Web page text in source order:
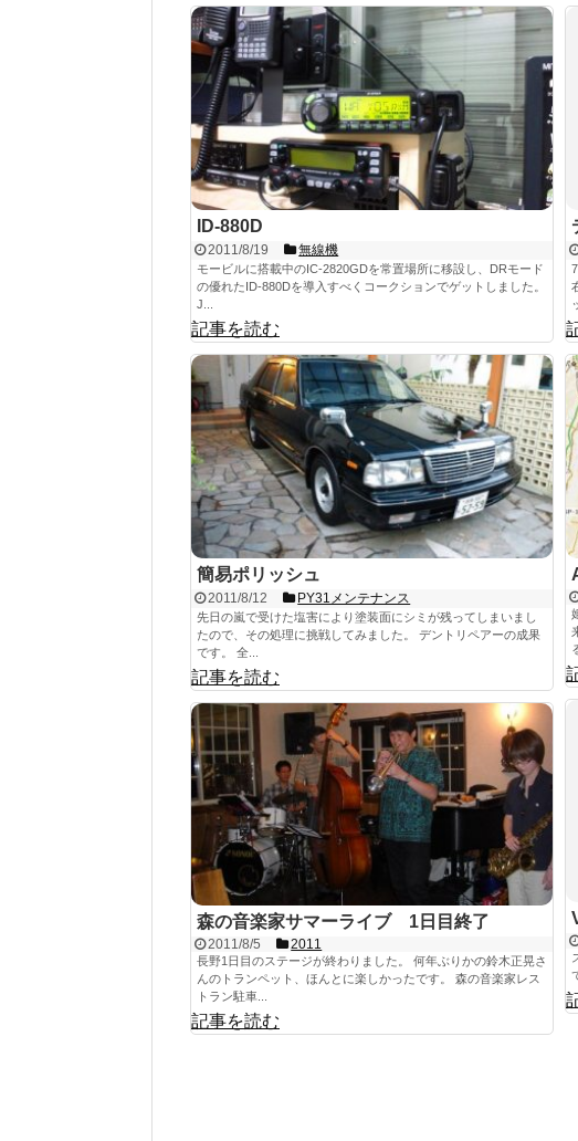
ID-880D
2011/8/19 無線機
モービルに搭載中のIC-2820GDを常置場所に移設し、DRモード
の優れたID-880Dを導入すべくコークションでゲットしました。
J...
記事を読む
簡易ポリッシュ
2011/8/12 PY31メンテナンス
先日の嵐で受けた塩害により塗装面にシミが残ってしまいまし
たので、その処理に挑戦してみました。 デントリペアーの成果
です。 全...
記事を読む
森の音楽家サマーライブ 1日目終了
2011/8/5 2011
長野1日目のステージが終わりました。 何年ぶりかの鈴木正晃さ
んのトランペット、ほんとに楽しかったです。 森の音楽家レス
トラン駐車...
記事を読む